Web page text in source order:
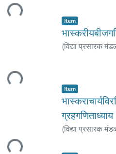
Item
(विद्या प्रसारक
Item
ग्रहगणिताध्याय
(विद्या प्रसारक